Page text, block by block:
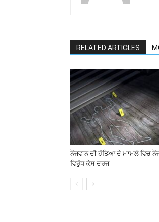
RELATED ARTICLES
ਨੌਜਵਾਨ ਦੀ ਹੱਤਿਆ ਦੇ ਮਾਮਲੇ ਵਿਚ
ਵਿਰੁੱਧ ਕੇਸ ਦਰਜ